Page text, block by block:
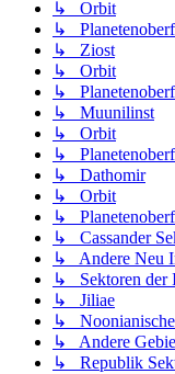
↳ Orbit
↳
↳ Ziost
↳ Orbit
↳
↳ Muunilinst
↳ Orbit
↳
↳ Dathomir
↳ Orbit
↳
↳ Cassander
↳ Andere Neu
↳ Sektoren der
↳ Jiliae
↳
↳ Andere
↳ Republik